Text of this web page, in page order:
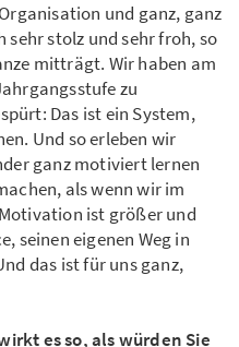
und ganz, ganz
sehr stolz und sehr froh, so
mitträgt. Wir haben am
zu
Das ist ein System,
Und so erleben wir
ganz motiviert lernen
als wenn wir im
ist größer und
seinen eigenen Weg in
das ist für uns ganz,
es so, als würden Sie